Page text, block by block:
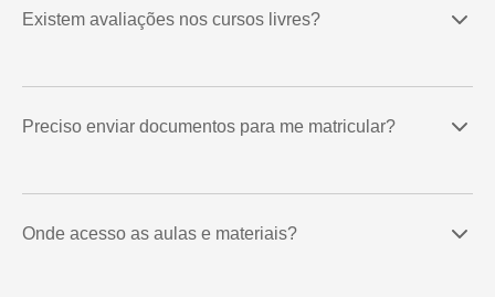
Existem avaliações nos cursos livres?
Preciso enviar documentos para me matricular?
Onde acesso as aulas e materiais?